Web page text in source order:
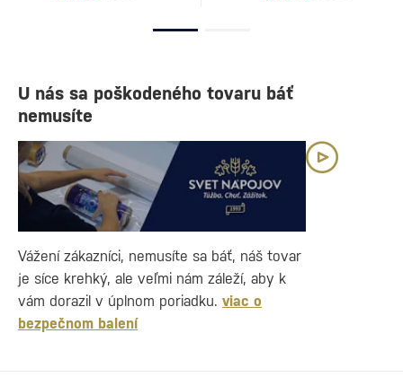
U nás sa poškodeného tovaru báť
nemusíte
Vážení zákazníci, nemusíte sa báť, náš tovar
je síce krehký, ale veľmi nám záleží, aby k
vám dorazil v úplnom poriadku. viac o
bezpečnom balení